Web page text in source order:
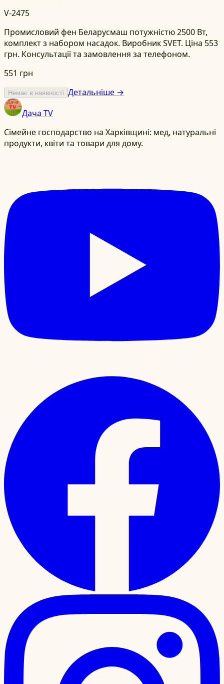
V-2475
Промисловий фен Беларусмаш потужністю 2500 Вт,
комплект з набором насадок. Виробник SVET. Ціна 553
грн. Консультації та замовлення за телефоном.
551 грн
Немає в наявності Детальніше →
Дача TV
Сімейне господарство на Харківщині: мед, натуральні
продукти, квіти та товари для дому.